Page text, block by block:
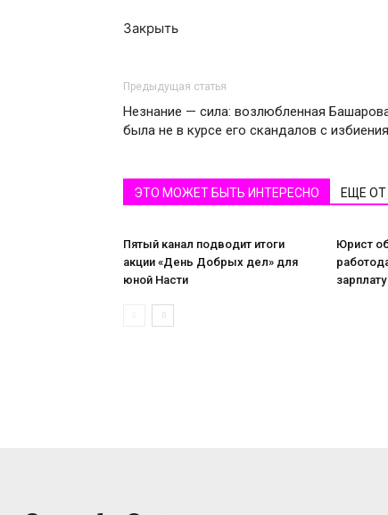
Закрыть
Предыдущая статья
Незнание — сила: возлюбленная
была не в курсе его скандалов с
ЭТО МОЖЕТ БЫТЬ ИНТЕРЕСНО ЕЩЕ
Пятый канал подводит итоги
акции «День Добрых дел» для
юной Насти
Юрист